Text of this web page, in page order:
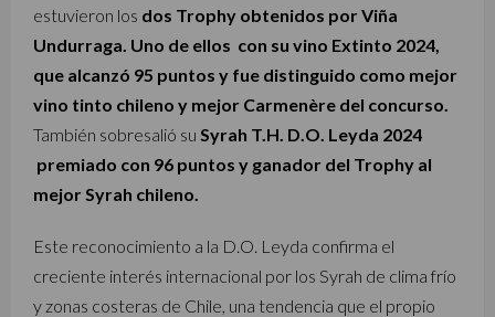
estuvieron los dos Trophy obtenidos porViña
Undurraga. Uno de ellos con su vino Extinto 2024,
que alcanzó 95 puntos y fue distinguido como mejor
vino tinto chileno y mejor Carmenère del concurso.
También sobresalió su Syrah T.H. D.O. Leyda 2024
premiado con 96 puntos y ganador del Trophy al
mejor Syrah chileno.
Este reconocimiento a la D.O. Leyda confirma el
creciente interés internacional por los Syrah de clima frío
y zonas costeras de Chile, una tendencia que el propio